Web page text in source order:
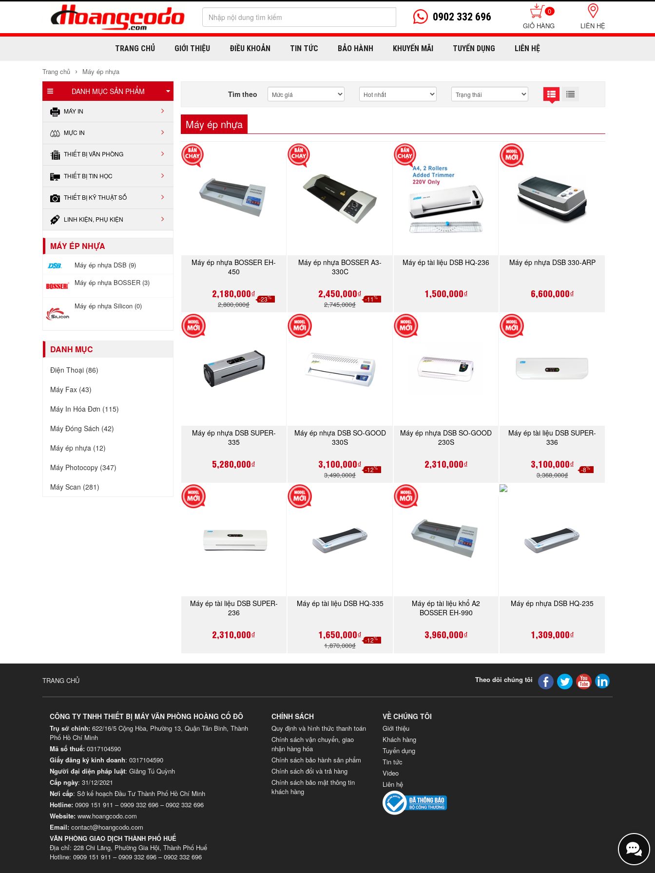
0
0902 332 696
LIÊN HỆ
TRANG CHỦ GIỚI THIỆU ĐIỀU KHOẢN TIN TỨC BẢO HÀNH KHUYẾN MÃI TUYỂN DỤNG LIÊN HỆ
Trang chủ › Máy ép nhựa
DANH MỤC SẢN PHẨM
MÁY IN
MỰC IN
THIẾT BỊ VĂN PHÒNG
THIẾT BỊ TIN HỌC
THIẾT BỊ KỸ THUẬT SỐ
LINH KIỆN, PHỤ KIỆN
MÁY ÉP NHỰA
Máy ép nhựa DSB (9)
Máy ép nhựa BOSSER (3)
Máy ép nhựa Silicon (0)
DANH MỤC
Điện Thoại (86)
Máy Fax (43)
Máy In Hóa Đơn (115)
Máy Đóng Sách (42)
Máy ép nhựa (12)
Máy Photocopy (347)
Máy Scan (281)
Tìm theo
Máy ép nhựa
Máy ép nhựa BOSSER EH-
450
2,180,000₫
2,800,000₫
-23%
MUA NGAY
Máy ép nhựa BOSSER A3-
330C
2,450,000₫
2,745,000₫
-11%
MUA NGAY Máy ép tài liệu DSB HQ-236
1,500,000₫
MUA NGAY Máy ép nhựa DSB 330-ARP
6,600,000₫
MUA NGAY
Máy ép nhựa DSB SUPER-
335
5,280,000₫
MUA NGAY
Máy ép nhựa DSB SO-GOOD
330S
3,100,000₫
3,490,000₫
-12%
MUA NGAY
Máy ép nhựa DSB SO-GOOD
230S
2,310,000₫
MUA NGAY
Máy ép tài liệu DSB SUPER-
336
3,100,000₫
3,368,000₫
-8%
MUA NGAY
Máy ép tài liệu DSB SUPER-
236
2,310,000₫
MUA NGAY Máy ép tài liệu DSB HQ-335
1,650,000₫
1,870,000₫
-12%
MUA NGAY
Máy ép tài liệu khổ A2
BOSSER EH-990
3,960,000₫
MUA NGAY Máy ép nhựa DSB HQ-235
1,309,000₫
MUA NGAY
TRANG CHỦ Theo dõi chúng tôi
CÔNG TY TNHH THIẾT BỊ MÁY VĂN PHÒNG HOÀNG CỐ ĐÔ
Trụ sở chính: 622/16/5 Cộng Hòa, Phường 13, Quận Tân Binh, Thành
Phố Hồ Chí Minh
Mã số thuế: 0317104590
Giấy đăng ký kinh doanh: 0317104590
Người đại diện pháp luật: Giảng Tú Quỳnh
Cấp ngày: 31/12/2021
Nơi cấp: Sở kế hoạch Đầu Tư Thành Phố Hồ Chí Minh
Hotline: 0909 151 911 –0909 332 696 –0902 332 696
Website: www.hoangcodo.com
Email: contact@hoangcodo.com
VĂN PHÒNG GIAO DỊCH THÀNH PHỐ HUẾ
Địa chỉ: 228 Chi Lăng, Phường Gia Hội, Thành Phố Huế
Hotline: 0909 151 911 – 0909 332 696 – 0902 332 696
CHÍNH SÁCH
Quy định và hình thức thanh toán
Chính sách vận chuyển, giao
nhận hàng hóa
Chính sách bảo hành sản phẩm
Chính sách đổi và trả hàng
Chính sách bảo mật thông tin
khách hàng
VỀ CHÚNG TÔI
Giới thiệu
Khách hàng
Tuyển dụng
Tin tức
Video
Liên hệ